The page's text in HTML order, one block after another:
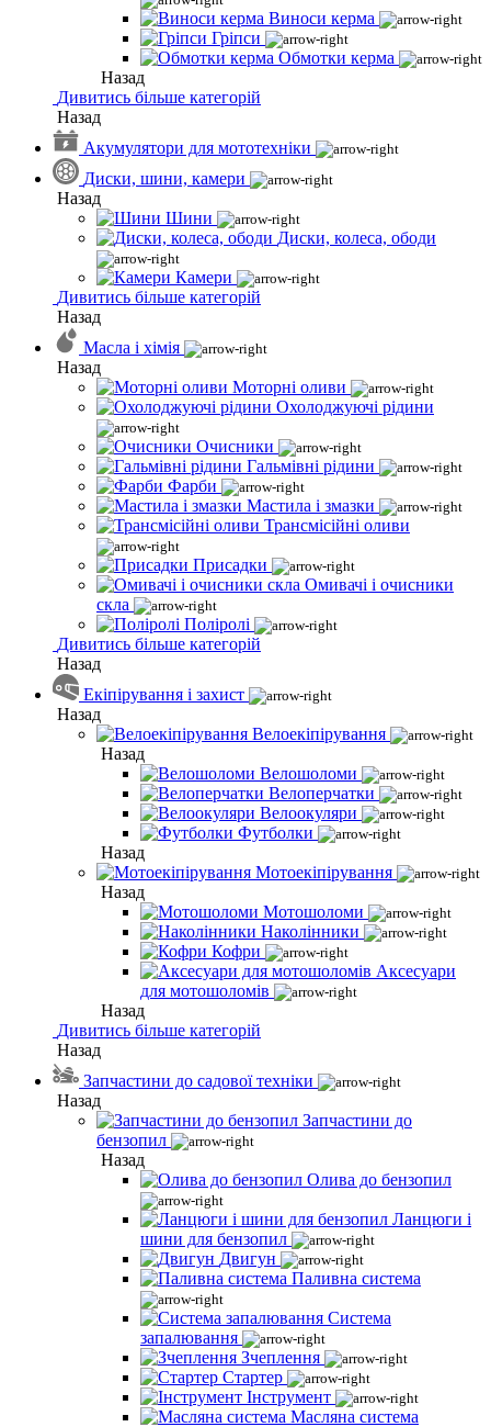
Виноси керма
Гріпси
Обмотки керма
Назад
Дивитись більше категорій
Назад
Акумулятори для мототехніки
Диски, шини, камери
Назад
Шини
Диски, колеса, ободи
Камери
Дивитись більше категорій
Назад
Масла і хімія
Назад
Моторні оливи
Охолоджуючі рідини
Очисники
Гальмівні рідини
Фарби
Мастила і змазки
Трансмісійні оливи
Присадки
Омивачі і очисники
скла
Поліролі
Дивитись більше категорій
Назад
Екіпірування і захист
Назад
Велоекіпірування
Назад
Велошоломи
Велоперчатки
Велоокуляри
Футболки
Назад
Мотоекіпірування
Назад
Мотошоломи
Наколінники
Кофри
Аксесуари
для мотошоломів
Назад
Дивитись більше категорій
Назад
Запчастини до садової техніки
Назад
Запчастини до
бензопил
Назад
Олива до бензопил
Ланцюги і
шини для бензопил
Двигун
Паливна система
Система
запалювання
Зчеплення
Стартер
Інструмент
Масляна система